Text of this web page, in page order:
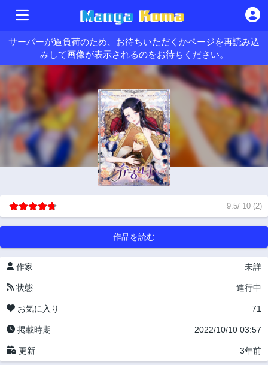
サーバーが過負荷のため、お待ちいただくかページを再読み込
みして画像が表示されるのをお待ちください。
9.5/ 10 (2)
作品を読む
作家 未詳
状態 進行中
お気に入り 71
掲載時期 2022/10/10 03:57
更新 3年前